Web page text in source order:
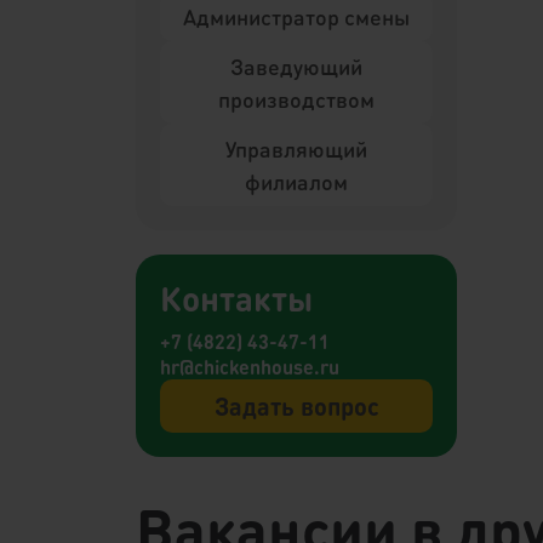
Администратор смены
Заведующий
производством
Управляющий
филиалом
Контакты
+7 (4822) 43-47-11
hr@chickenhouse.ru
Задать вопрос
Вакансии в